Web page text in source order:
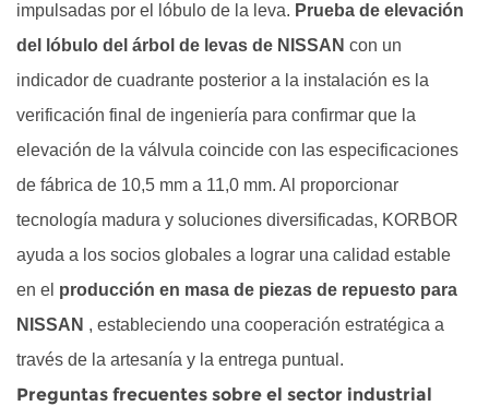
impulsadas por el lóbulo de la leva. Prueba de elevación
del lóbulo del árbol de levas de NISSAN con un
indicador de cuadrante posterior a la instalación es la
verificación final de ingeniería para confirmar que la
elevación de la válvula coincide con las especificaciones
de fábrica de 10,5 mm a 11,0 mm. Al proporcionar
tecnología madura y soluciones diversificadas, KORBOR
ayuda a los socios globales a lograr una calidad estable
en el producción en masa de piezas de repuesto para
NISSAN , estableciendo una cooperación estratégica a
través de la artesanía y la entrega puntual.
Preguntas frecuentes sobre el sector industrial